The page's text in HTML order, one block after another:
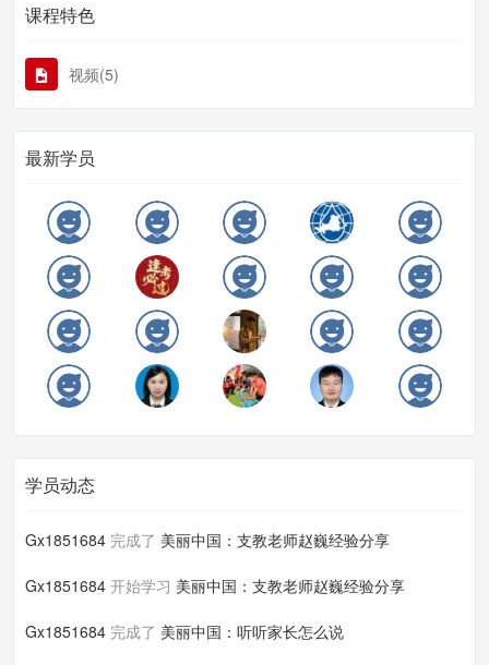
课程特色
视频(5)
最新学员
学员动态
Gx1851684 完成了 美丽中国：支教老师赵巍经验分享
Gx1851684 开始学习 美丽中国：支教老师赵巍经验分享
Gx1851684 完成了 美丽中国：听听家长怎么说